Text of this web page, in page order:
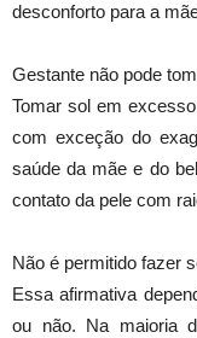
desconforto para a
Gestante não pode
Tomar sol em
com exceção do
saúde da mãe e do
contato da pele com
Não é permitido fazer
Essa afirmativa
ou não. Na maioria